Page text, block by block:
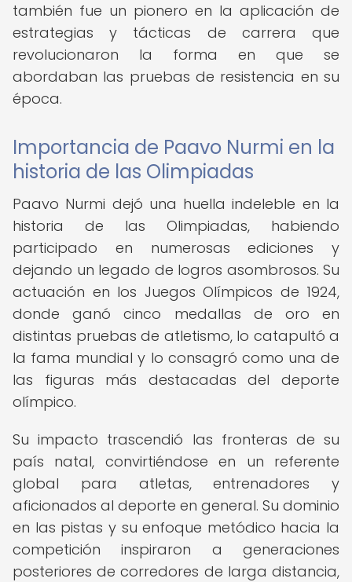
también fue un pionero en la aplicación de
estrategias y tácticas de carrera que
revolucionaron la forma en que se
abordaban las pruebas de resistencia en su
época.
Importancia de Paavo Nurmi en la
historia de las Olimpiadas
Paavo Nurmi dejó una huella indeleble en la
historia de las Olimpiadas, habiendo
participado en numerosas ediciones y
dejando un legado de logros asombrosos. Su
actuación en los Juegos Olímpicos de 1924,
donde ganó cinco medallas de oro en
distintas pruebas de atletismo, lo catapultó a
la fama mundial y lo consagró como una de
las figuras más destacadas del deporte
olímpico.
Su impacto trascendió las fronteras de su
país natal, convirtiéndose en un referente
global para atletas, entrenadores y
aficionados al deporte en general. Su dominio
en las pistas y su enfoque metódico hacia la
competición inspiraron a generaciones
posteriores de corredores de larga distancia,